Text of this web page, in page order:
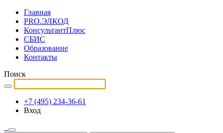
Главная
PRO.ЭЛКОД
КонсультантПлюс
СБИС
Образование
Контакты
Поиск
+7 (495) 234-36-61
Вход